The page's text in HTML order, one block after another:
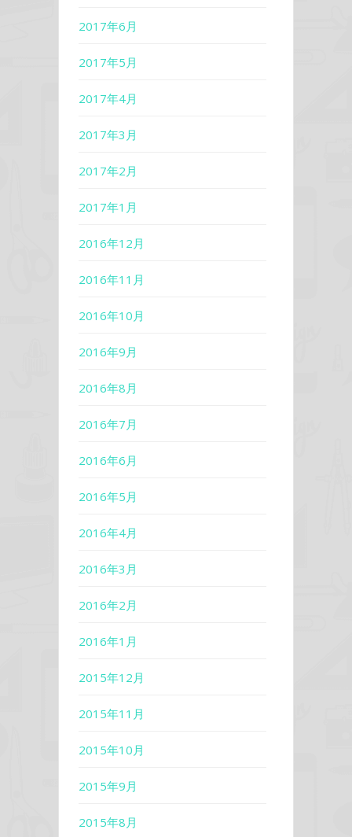
2017年6月
2017年5月
2017年4月
2017年3月
2017年2月
2017年1月
2016年12月
2016年11月
2016年10月
2016年9月
2016年8月
2016年7月
2016年6月
2016年5月
2016年4月
2016年3月
2016年2月
2016年1月
2015年12月
2015年11月
2015年10月
2015年9月
2015年8月